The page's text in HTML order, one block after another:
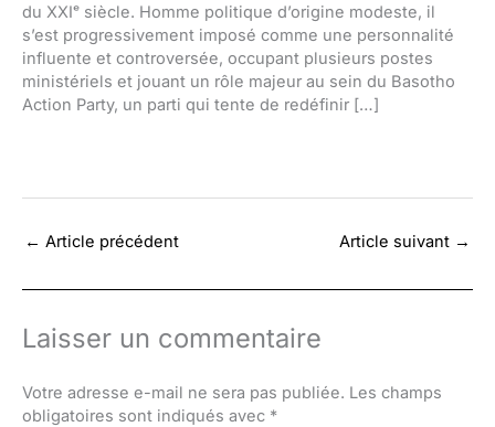
du XXIᵉ siècle. Homme politique d’origine modeste, il
s’est progressivement imposé comme une personnalité
influente et controversée, occupant plusieurs postes
ministériels et jouant un rôle majeur au sein du Basotho
Action Party, un parti qui tente de redéfinir […]
← Article précédent Article suivant →
Laisser un commentaire
Votre adresse e-mail ne sera pas publiée. Les champs
obligatoires sont indiqués avec *